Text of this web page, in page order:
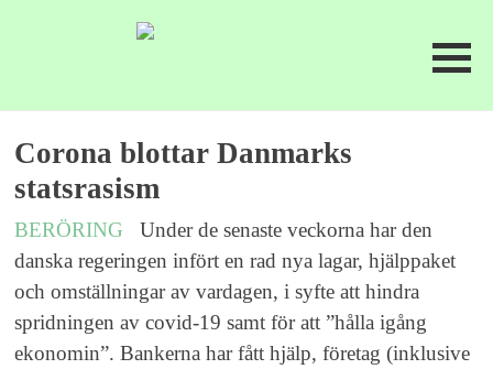
Corona blottar Danmarks
statsrasism
BERÖRING
Under de senaste veckorna har den
danska regeringen infört en rad nya lagar, hjälppaket
och omställningar av vardagen, i syfte att hindra
spridningen av covid-19 samt för att ”hålla igång
ekonomin”. Bankerna har fått hjälp, företag (inklusive